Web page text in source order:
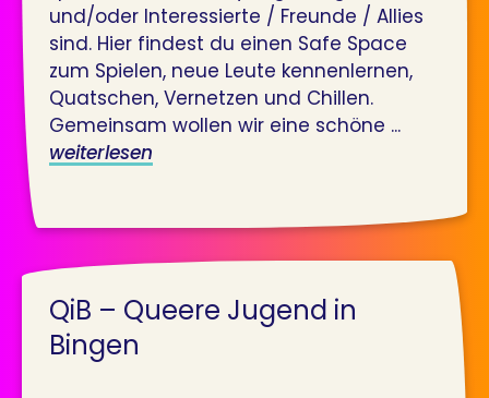
und/oder Interessierte / Freunde / Allies
sind. Hier findest du einen Safe Space
zum Spielen, neue Leute kennenlernen,
Quatschen, Vernetzen und Chillen.
Gemeinsam wollen wir eine schöne ...
weiterlesen
QiB – Queere Jugend in
Bingen